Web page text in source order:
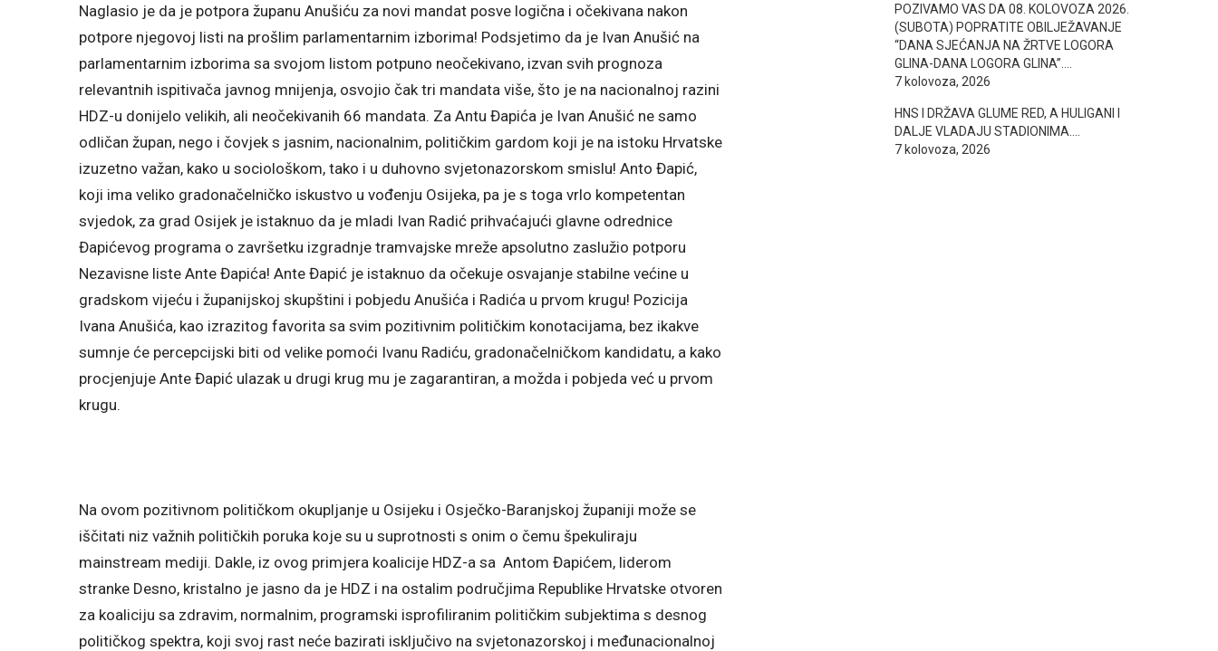
Naglasio je da je potpora županu Anušiću za novi mandat posve logična i očekivana nakon
potpore njegovoj listi na prošlim parlamentarnim izborima! Podsjetimo da je Ivan Anušić na
parlamentarnim izborima sa svojom listom potpuno neočekivano, izvan svih prognoza
relevantnih ispitivača javnog mnijenja, osvojio čak tri mandata više, što je na nacionalnoj razini
HDZ-u donijelo velikih, ali neočekivanih 66 mandata. Za Antu Đapića je Ivan Anušić ne samo
odličan župan, nego i čovjek s jasnim, nacionalnim, političkim gardom koji je na istoku Hrvatske
izuzetno važan, kako u sociološkom, tako i u duhovno svjetonazorskom smislu! Anto Đapić,
koji ima veliko gradonačelničko iskustvo u vođenju Osijeka, pa je s toga vrlo kompetentan
svjedok, za grad Osijek je istaknuo da je mladi Ivan Radić prihvaćajući glavne odrednice
Đapićevog programa o završetku izgradnje tramvajske mreže apsolutno zaslužio potporu
Nezavisne liste Ante Đapića! Ante Đapić je istaknuo da očekuje osvajanje stabilne većine u
gradskom vijeću i županijskoj skupštini i pobjedu Anušića i Radića u prvom krugu! Pozicija
Ivana Anušića, kao izrazitog favorita sa svim pozitivnim političkim konotacijama, bez ikakve
sumnje će percepcijski biti od velike pomoći Ivanu Radiću, gradonačelničkom kandidatu, a kako
procjenjuje Ante Đapić ulazak u drugi krug mu je zagarantiran, a možda i pobjeda već u prvom
krugu.
Na ovom pozitivnom političkom okupljanje u Osijeku i Osječko-Baranjskoj županiji može se
iščitati niz važnih političkih poruka koje su u suprotnosti s onim o čemu špekuliraju
mainstream mediji. Dakle, iz ovog primjera koalicije HDZ-a sa Antom Đapićem, liderom
stranke Desno, kristalno je jasno da je HDZ i na ostalim područjima Republike Hrvatske otvoren
za koaliciju sa zdravim, normalnim, programski isprofiliranim političkim subjektima s desnog
političkog spektra, koji svoj rast neće bazirati isključivo na svjetonazorskoj i međunacionalnoj
POZIVAMO VAS DA 08. KOLOVOZA 2026.
(SUBOTA) POPRATITE OBILJEŽAVANJE
“DANA SJEĆANJA NA ŽRTVE LOGORA
GLINA-DANA LOGORA GLINA”….
7 kolovoza, 2026
HNS I DRŽAVA GLUME RED, A HULIGANI I
DALJE VLADAJU STADIONIMA….
7 kolovoza, 2026